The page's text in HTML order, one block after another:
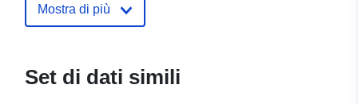
uriRef:
maturazione:
Mostra di più
Set di dati simili